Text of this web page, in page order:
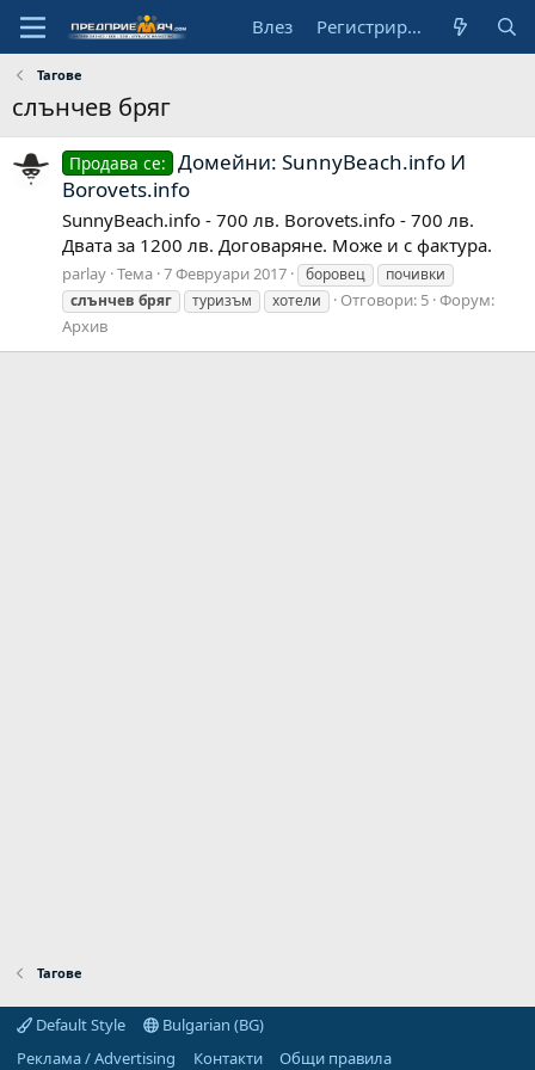
Влез Регистрирай се
Тагове
слънчев бряг
Продава се: Домейни: SunnyBeach.info И
Borovets.info
SunnyBeach.info - 700 лв. Borovets.info - 700 лв.
Двата за 1200 лв. Договаряне. Може и с фактура.
parlay Тема 7 Февруари 2017 боровец
почивки
слънчев бряг туризъм хотели Отговори: 5 Форум:
Архив
Тагове
Default Style
Bulgarian (BG)
Реклама / Advertising
Контакти
Общи правила